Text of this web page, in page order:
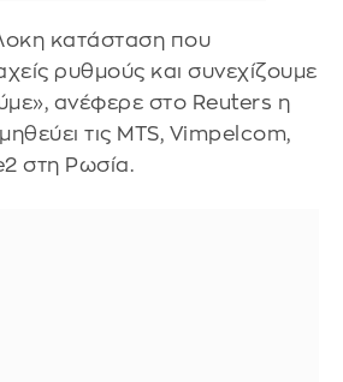
κατάσταση που
ρυθμούς και συνεχίζουμε
ανέφερε στο Reuters η
τις MTS, Vimpelcom,
στη Ρωσία.